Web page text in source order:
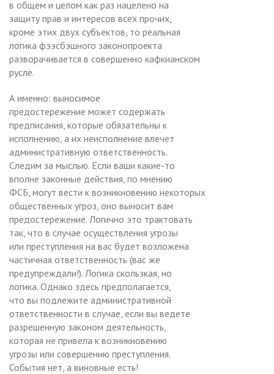
в общем и целом как раз нацелено на
защиту прав и интересов всех прочих,
кроме этих двух субъектов, то реальная
логика фээсбэшного законопроекта
разворачивается в совершенно кафкианском
русле.
А именно: выносимое
предостережение может содержать
предписания, которые обязательны к
исполнению, а их неисполнение влечет
административную ответственность.
Следим за мыслью. Если ваши какие-то
вполне законные действия, по мнению
ФСБ, могут вести к возникновению некоторых
общественных угроз, оно выносит вам
предостережение. Логично это трактовать
так, что в случае осуществления угрозы
или преступления на вас будет возложена
частичная ответственность (вас же
предупреждали!). Логика скользкая, но
логика. Однако здесь предполагается,
что вы подлежите административной
ответственности в случае, если вы ведете
разрешенную законом деятельность,
которая не привела к возникновению
угрозы или совершению преступления.
События нет, а виновные есть!